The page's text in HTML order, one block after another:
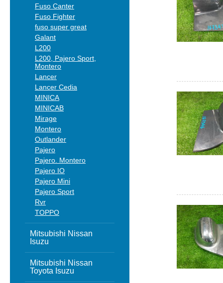
Fuso Canter
Fuso Fighter
fuso super great
Galant
L200
L200, Pajero Sport,
Montero
Lancer
Lancer Cedia
MINICA
MINICAB
Mirage
Montero
Outlander
Pajero
Pajero. Montero
Pajero IO
Pajero Mini
Pajero Sport
Rvr
TOPPO
Mitsubishi Nissan
Isuzu
Mitsubishi Nissan
Toyota Isuzu